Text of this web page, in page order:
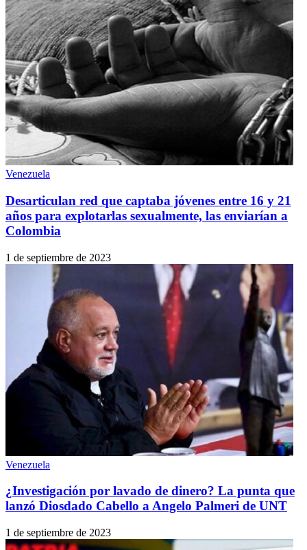
Venezuela
Desarticulan red que captaba jóvenes entre 16 y 21
años para explotarlas sexualmente, las enviarían a
Colombia
1 de septiembre de 2023
Venezuela
¿Investigación por lavado de dinero? La punta que
lanzó Diosdado Cabello a Angelo Palmeri de UNT
1 de septiembre de 2023